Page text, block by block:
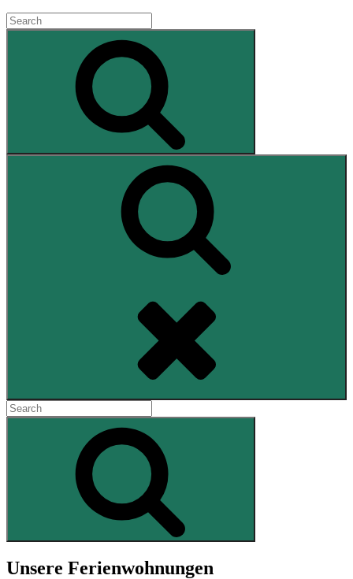
Search
for:
Search
for:
Ferienwohnungen im Wanderparadies
Unsere Ferienwohnungen